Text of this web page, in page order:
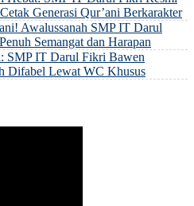
Generasi Qur’ani Berkarakter
Awalussanah SMP IT Darul
Semangat dan Harapan
SMP IT Darul Fikri Bawen
Difabel Lewat WC Khusus